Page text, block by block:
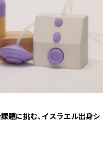
題に挑む、イスラエル出身シ